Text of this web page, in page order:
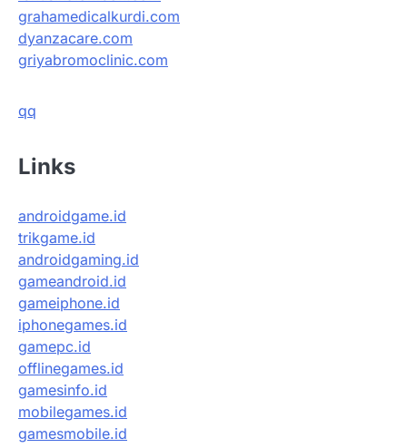
grahamedicalkurdi.com
dyanzacare.com
griyabromoclinic.com
qq
Links
androidgame.id
trikgame.id
androidgaming.id
gameandroid.id
gameiphone.id
iphonegames.id
gamepc.id
offlinegames.id
gamesinfo.id
mobilegames.id
gamesmobile.id